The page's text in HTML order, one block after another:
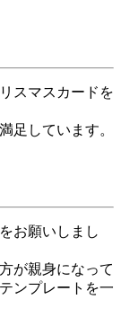
スマスカードを
足しています。
お願いしまし
が親身になって
ンプレートを一